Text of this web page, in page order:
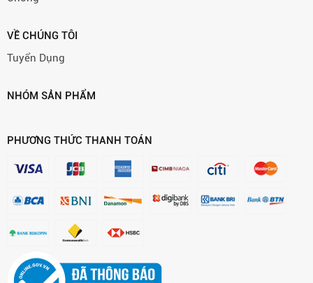
VỀ CHÚNG TÔI
Tuyển Dụng
NHÓM SẢN PHẨM
PHƯƠNG THỨC THANH TOÁN